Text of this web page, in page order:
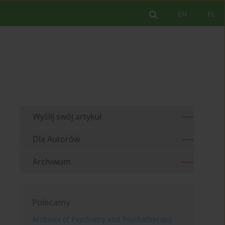
PL
EN
Wyślij swój artykuł
Dla Autorów
Archiwum
Polecamy
Archives of Psychiatry and Psychotherapy